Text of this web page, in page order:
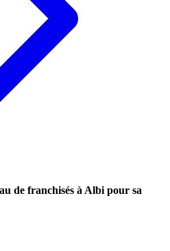
de franchisés à Albi pour sa